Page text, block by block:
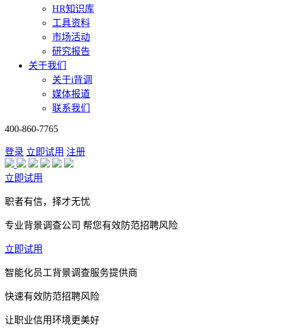
HR知识库
工具资料
市场活动
研究报告
关于我们
关于i背调
媒体报道
联系我们
400-860-7765
登录 立即试用 注册
立即试用
职者有信，择才无忧
专业背景调查公司 帮您有效防范招聘风险
立即试用
智能化员工背景调查服务提供商
快速有效防范招聘风险
让职业信用环境更美好